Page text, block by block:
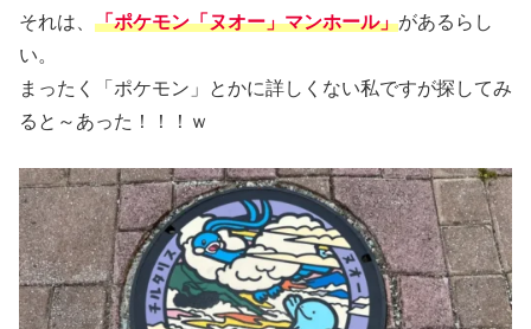
それは、 「ポケモン「ヌオー」マンホール」があるらし
い。
まったく「ポケモン」とかに詳しくない私ですが探してみ
ると～あった！！！ｗ